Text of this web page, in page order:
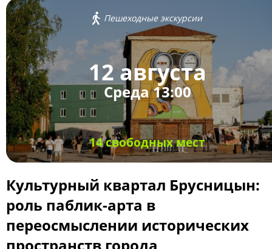
Пешеходные экскурсии
12 августа
Среда 13:00
14 свободных мест
Культурный квартал Брусницын:
роль паблик-арта в
переосмыслении исторических